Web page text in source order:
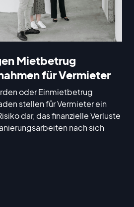
Mietbetrug
für Vermieter
oder Einmietbetrug
stellen für Vermieter ein
dar, das finanzielle Verluste
nach sich